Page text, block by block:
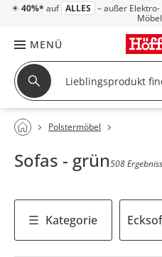
☀ 40%* auf ALLES – außer
MENÜ
Polstermöbel
Sofas - grün508
Kategorie